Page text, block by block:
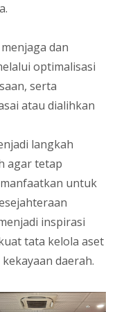
dan
optimalisasi
serta
atau dialihkan
langkah
agar tetap
untuk
inspirasi
tata kelola aset
daerah.